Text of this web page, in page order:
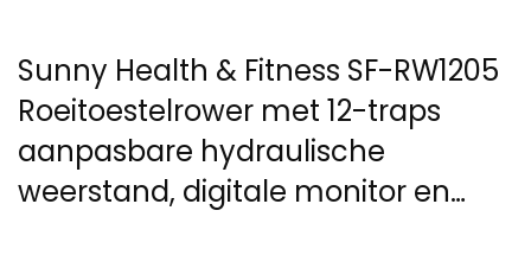
Sunny Health & Fitness SF-RW1205
Roeitoestelrower met 12-traps
aanpasbare hydraulische
weerstand, digitale monitor en…